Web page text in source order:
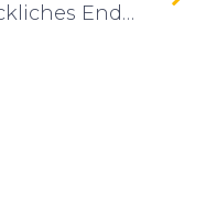
Glückliches Ende in letzter Sekunde